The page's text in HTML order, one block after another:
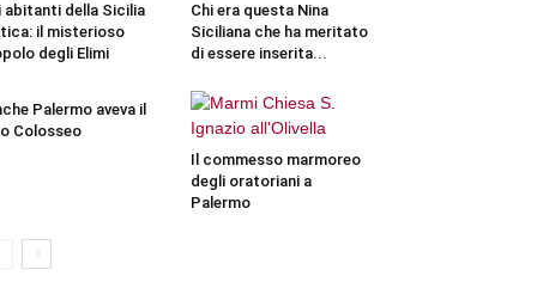
abitanti della Sicilia
il misterioso
degli Elimi
Chi era questa Nina
Siciliana che ha meritato
di essere inserita...
Palermo aveva il
Colosseo
Il commesso marmoreo
degli oratoriani a
Palermo